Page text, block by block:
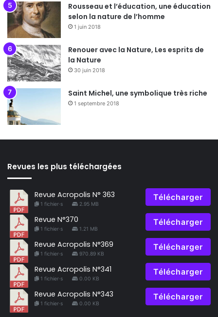
Rousseau et l’éducation, une éducation
selon la nature de l’homme
1 juin 2018
Renouer avec la Nature, Les esprits de
la Nature
30 juin 2018
Saint Michel, une symbolique très riche
1 septembre 2018
Revues les plus téléchargées
Revue Acropolis N° 363
1 fichier·s 2.95 MB
Télécharger
Revue N°370
1 fichier·s 1.21 MB
Télécharger
Revue Acropolis N°369
1 fichier·s 970.89 KB
Télécharger
Revue Acropolis N°341
1 fichier·s 0.00 KB
Télécharger
Revue Acropolis N°343
1 fichier·s 0.00 KB
Télécharger